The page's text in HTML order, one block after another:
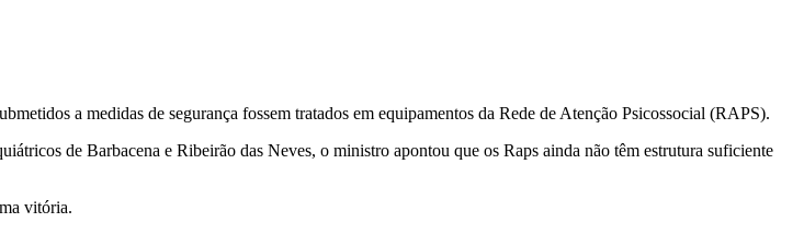
a medidas de segurança fossem tratados em equipamentos da Rede de Atenção Psicossocial (RAPS).
de Barbacena e Ribeirão das Neves, o ministro apontou que os Raps ainda não têm estrutura suficiente
vitória.